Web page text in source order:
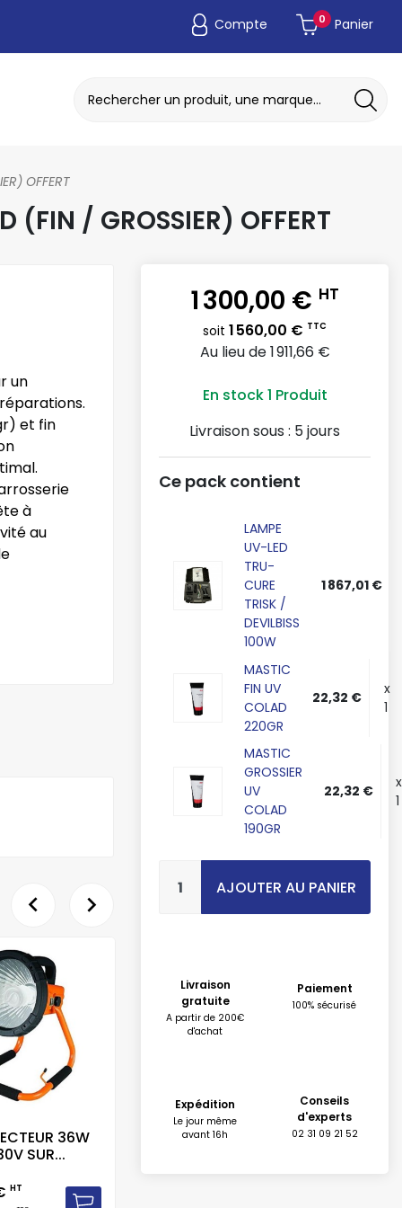
Compte 0 Panier
OFFERT
(FIN / GROSSIER) OFFERT
un
et fin
à
au

36W
SUR...
HT
LAMPE CONTROLE DE

1 300,00 € HT
soit 1 560,00 € TTC
Au lieu de 1 911,66 €
En stock1 Produit
Livraison sous : 5 jours
Ce pack contient
LAMPE
UV-LED
TRU-
CURE
TRISK /
DEVILBISS
100W
1 867,01 €
MASTIC
FIN UV
COLAD
220GR
22,32 €
x
1
MASTIC
GROSSIER
UV
COLAD
190GR
22,32 €
x
1
AJOUTER AU PANIER
Livraison
gratuite
A partir de 200€
d'achat
Paiement
100% sécurisé
Expédition
Le jour même
avant 16h
Conseils
d'experts
02 31 09 21 52